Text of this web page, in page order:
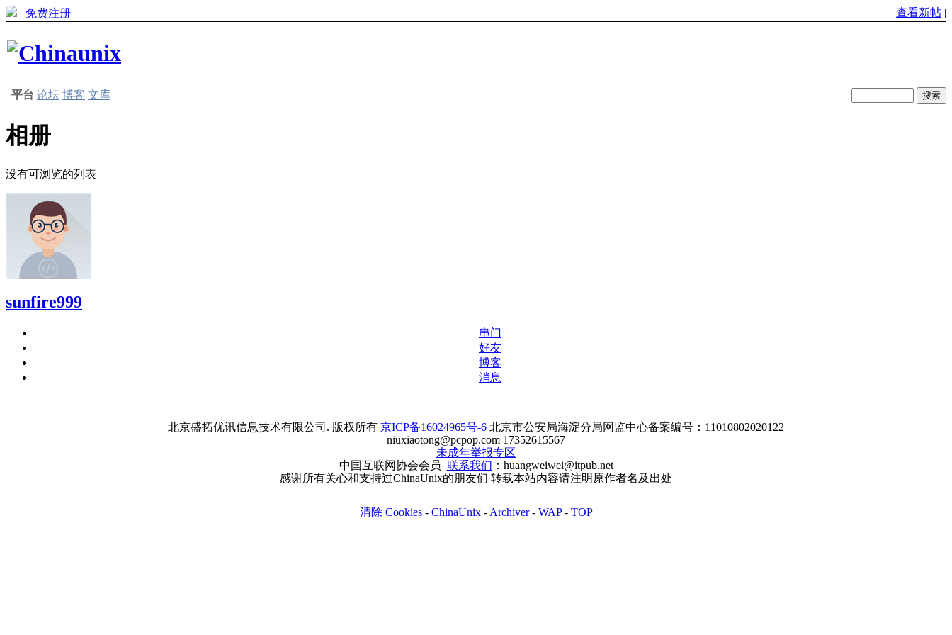
免费注册 查看新帖 |
平台 论坛 博客 文库
相册
没有可浏览的列表
sunfire999
串门
好友
博客
消息
北京盛拓优讯信息技术有限公司. 版权所有 京ICP备16024965号-6 北京市公安局海淀分局网监中心备案编号：11010802020122
niuxiaotong@pcpop.com 17352615567
未成年举报专区
中国互联网协会会员 联系我们 ：huangweiwei@itpub.net
感谢所有关心和支持过ChinaUnix的朋友们 转载本站内容请注明原作者名及出处
清除 Cookies- ChinaUnix- Archiver- WAP- TOP